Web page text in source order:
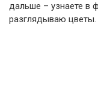
дальше – узнаете в
разглядываю цветы.